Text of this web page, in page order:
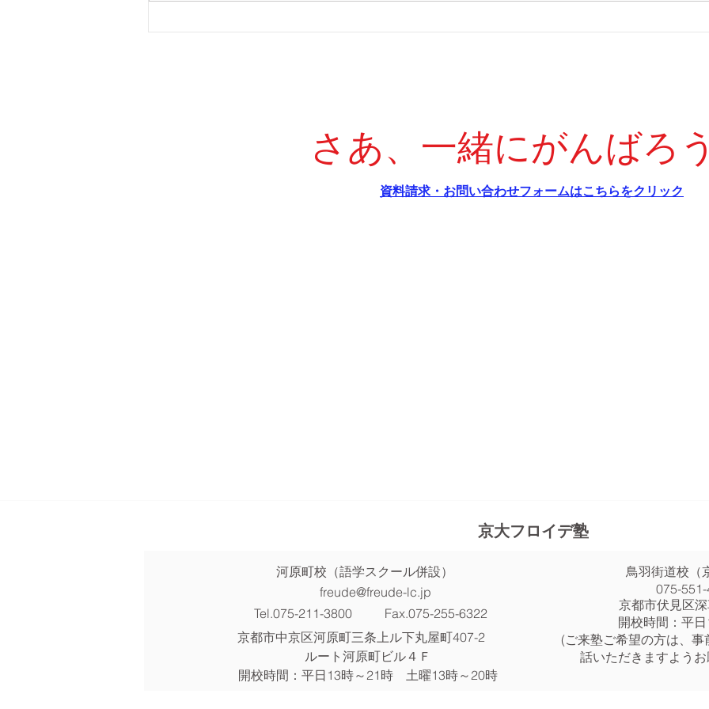
す。
と
記
検討
さあ、一緒にがんばろ
​資料請求・お問い合わせフォームはこちらをクリック
京大フロイデ塾
​河原町校（語学スクール併設）
freude@freude-lc.jp
Tel.075-211-3800
Fax.075-255-6322
京都市中京区河原町三条上ル下丸屋町407-2
ルート河原町ビル４Ｆ
開校時間：平日13時～21時 土曜13時～20時
鳥羽街道校（
075-
京都市伏見区
開校時間：平
(ご来塾ご希望の方は、
話いただきますよう